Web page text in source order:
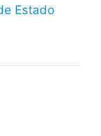
Estado